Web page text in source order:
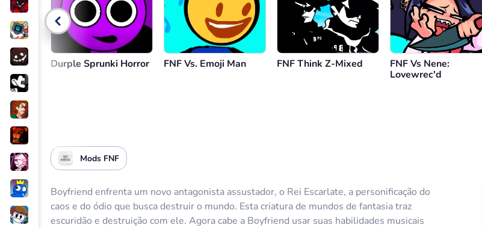
Voltar
Durple Sprunki Horror FNF Vs. Emoji Man FNF Think Z-Mixed
FNF Vs Nene:
Lovewrec'd
Mods FNF
Boyfriend enfrenta um novo antagonista assustador, o Rei Escarlate, a personificação do
caos e do ódio que busca destruir o mundo. Esta criatura de mundos de fantasia traz
escuridão e destruição com ele. Agora cabe a Boyfriend usar suas habilidades musicais